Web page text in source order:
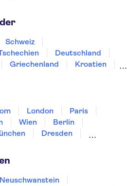
History
Museum
Art
Harlem
Schweiz
Deutschland
Griechenland
Kroatien
London
Paris
Wien
Berlin
Dresden